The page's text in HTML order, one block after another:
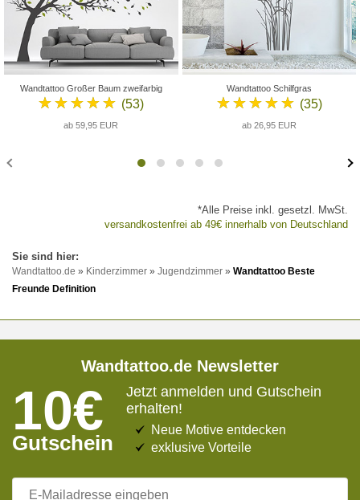
Wandtattoo Großer Baum zweifarbig
★★★★★ (53)
ab 59,95 EUR
Wandtattoo Schilfgras
★★★★★ (35)
ab 26,95 EUR
*Alle Preise inkl. gesetzl. MwSt.
versandkostenfrei ab 49€ innerhalb von Deutschland
Wandtattoo.de » Kinderzimmer » Jugendzimmer » Wandtattoo Beste
Freunde Definition
Wandtattoo.de Newsletter
10€
Gutschein
Jetzt anmelden und Gutschein
erhalten!
Neue Motive entdecken
exklusive Vorteile